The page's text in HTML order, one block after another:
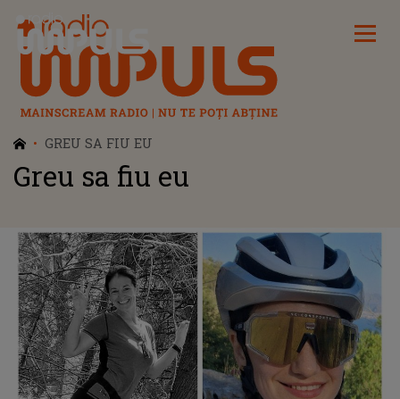
Radio Impuls
GREU SA FIU EU
Greu sa fiu eu